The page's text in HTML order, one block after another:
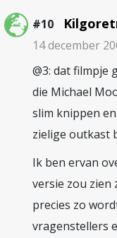
#10
14 december
@3: dat filmpje
die Michael
slim knippen
zielige outkast
Ik ben ervan
versie zou zien
precies zo
vragenstellers